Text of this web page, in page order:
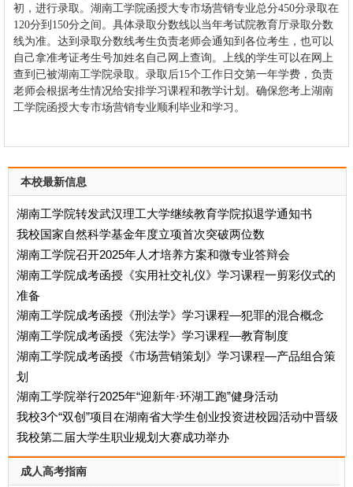
初，进行录取。 湖南工学院函授大专市场营销专业总分450分录取在
120分到150分之间。具体录取分数线以当年考试院教育厅录取分数
线为准。达到录取分数线考生负责老师会通知到各位考生，也可以
自己拿准考证考生号加姓名自己网上查询。上线的学生可以在网上
查到已被湖南工学院录取。录取后15个工作日交第一年学费，负责
老师会根据考生情况给安排学习课程和教学计划。确保您考上湖南
工学院函授大专市场营销专业顺利毕业和学习。
本校最新信息
湖南工学院转发武汉理工大学继续教育学院拟退学通知书
我校国家自然科学基金年度立项首次突破两位数
湖南工学院召开2025年人才培养方案和微专业答辩会
湖南工学院成考函授《实用社交礼仪》学习课程一剪彩仪式的
准备
湖南工学院成考函授《刑法学》学习课程—犯罪的混合概念
湖南工学院成考函授《宪法学》学习课程—教育制度
湖南工学院成考函授《市场营销策划》学习课程—产品组合策
划
湖南工学院举行2025年“迎新年·环湖工跑”健身活动
我校3个“双创”项目在湖南省大学生创业投资进校园活动中晋级
我校第二届大学生职业规划大赛成功举办
成人高考指南